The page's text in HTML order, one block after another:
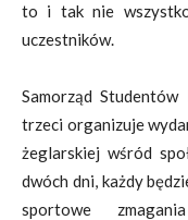
to i tak nie
uczestników.
Samorząd
trzeci organizuje
żeglarskiej wśród
dwóch dni, każdy
sportowe